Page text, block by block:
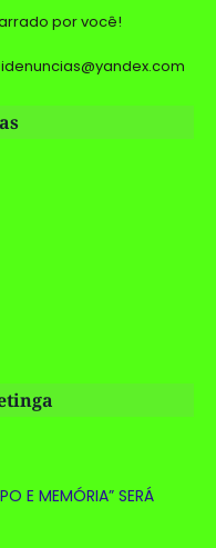
por você!
E MEMÓRIA” SERÁ